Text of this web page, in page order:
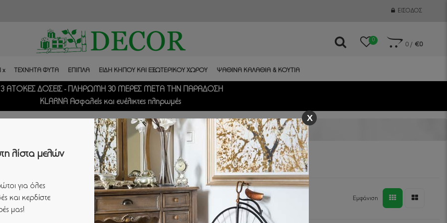
ΕΊΣΟΔΟΣ
0
0/ €0
x ΤΕΧΝΗΤΑ ΦΥΤΑ ΕΠΙΠΛΑ ΕΙΔΗ ΚΗΠΟΥ ΚΑΙ ΕΞΩΤΕΡΙΚΟΥ ΧΩΡΟΥ ΨΑΘΙΝΑ ΚΑΛΑΘΙΑ & ΚΟΥΤΙΑ
3 ΑΤΟΚΕΣ ΔΟΣΕΙΣ - ΠΛΗΡΩΜΗ 30 ΜΕΡΕΣ ΜΕΤΑ ΤΗΝ ΠΑΡΑΔΟΣΗ
KLARNA Ασφαλείς και ευέλικτες πληρωμές
Εμφάνιση
X
λίστα μελών
για όλες
και κερδίστε
μας!